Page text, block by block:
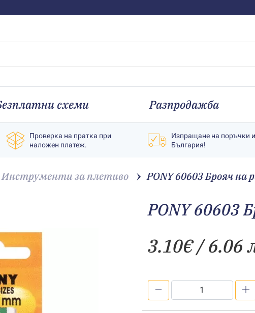
схеми Разпродажба
Проверка на пратка при
наложен платеж.
Изпращане на поръчки
България!
Инструменти за плетиво PONY 60603 Брояч на
PONY 60603
3.10€/ 6.06